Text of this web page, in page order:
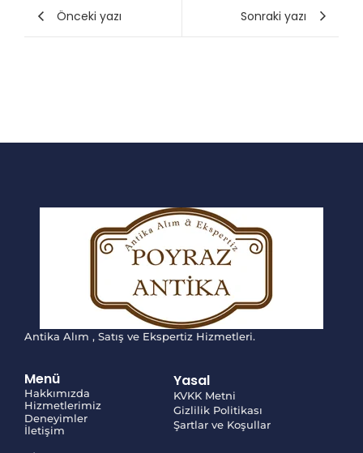
Önceki yazı Sonraki yazı
Antika Alım , Satış ve Ekspertiz Hizmetleri.
Menü
Hakkımızda
Hizmetlerimiz
Deneyimler
İletişim
Yasal
KVKK Metni
Gizlilik Politikası
Şartlar ve Koşullar